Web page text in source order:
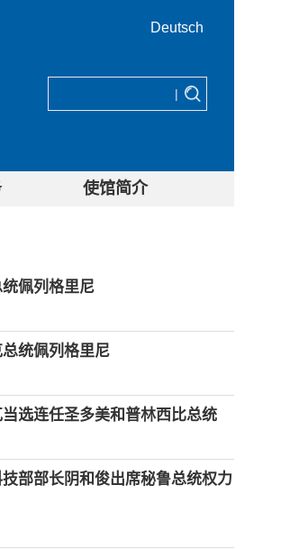
Deutsch
|
使馆简介
佩列格里尼
统佩列格里尼
选连任圣多美和普林西比总统
部部长阴和俊出席秘鲁总统权力